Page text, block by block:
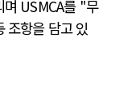
며 USMCA를 "무
조항을 담고 있